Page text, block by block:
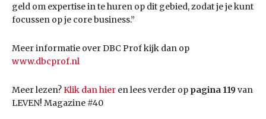
geld om expertise in te huren op dit gebied, zodat je je kunt
focussen op je core business.”
Meer informatie over DBC Prof kijk dan op
www.dbcprof.nl
Meer lezen?Klik dan hier en lees verder op pagina 119van
LEVEN! Magazine #40